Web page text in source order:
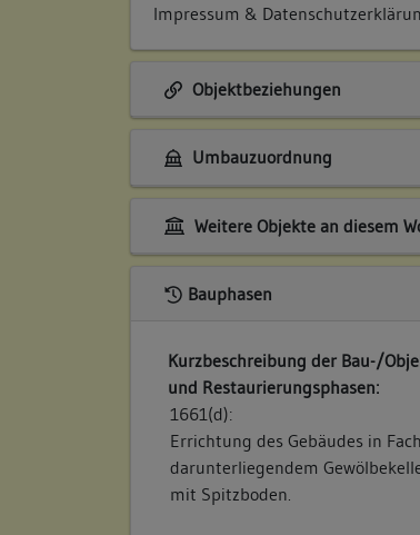
Impressum &
Objektbeziehungen
Umbauzuordnung
Weitere Objekte an diesem
Bauphasen
Kurzbeschreibung der Bau-/
und Restaurierungsphasen:
1661(d):
Errichtung des Gebäudes in
darunterliegendem
mit Spitzboden.